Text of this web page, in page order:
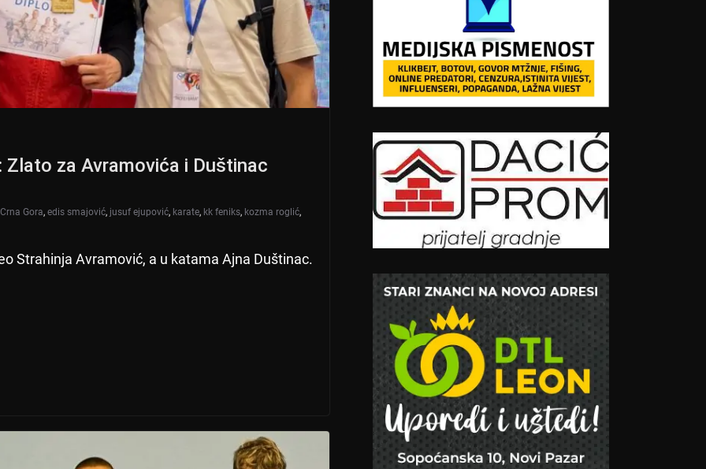
za Avramovića i Duštinac
Crna Gora, edis smajović, jusuf ejupović, karate, kk feniks, kozma roglić,
Strahinja Avramović, a u katama Ajna Duštinac.